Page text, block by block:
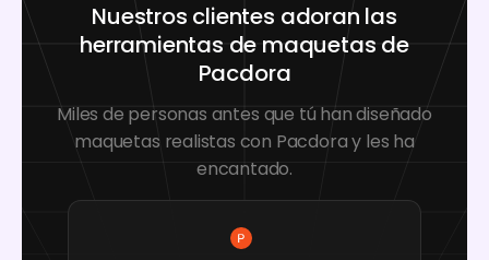
Nuestros clientes adoran las
herramientas de maquetas de
Pacdora
Miles de personas antes que tú han diseñado
maquetas realistas con Pacdora y les ha
encantado.